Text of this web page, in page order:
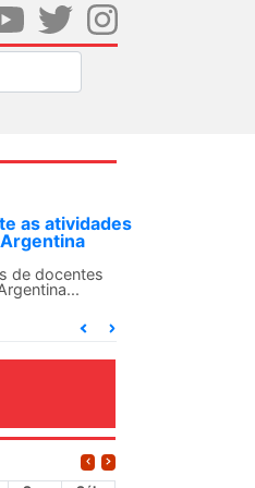
Dia de
Cuba em
sindicais e o